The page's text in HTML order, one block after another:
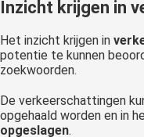
Inzicht krijgen in
Het inzicht krijgen in
potentie te kunnen
zoekwoorden.
De verkeerschattingen
opgehaald worden en in
opgeslagen.